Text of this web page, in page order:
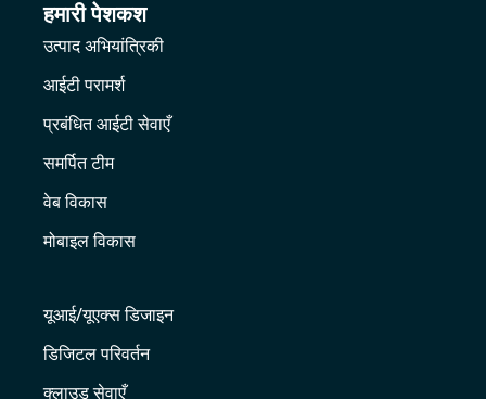
हमारी पेशकश
उत्पाद अभियांत्रिकी
आईटी परामर्श
प्रबंधित आईटी सेवाएँ
समर्पित टीम
वेब विकास
मोबाइल विकास
यूआई/यूएक्स डिजाइन
डिजिटल परिवर्तन
क्लाउड सेवाएँ